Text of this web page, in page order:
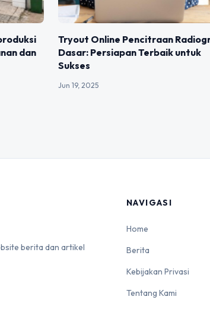
dan
Tryout Online Pencitraan
Dasar: Persiapan Terbaik untuk
Sukses
Jun 19, 2025
berita dan artikel
NAVIGASI
Home
Berita
Kebijakan Privasi
Tentang Kami